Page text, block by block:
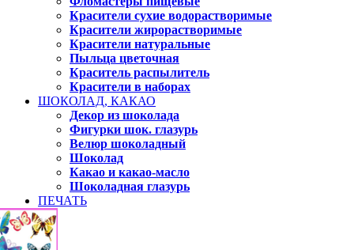
Красители сухие водорастворимые
Красители жирорастворимые
Красители натуральные
Пыльца цветочная
Краситель распылитель
Красители в наборах
ШОКОЛАД, КАКАО
Декор из шоколада
Фигурки шок. глазурь
Велюр шоколадный
Шоколад
Какао и какао-масло
Шоколадная глазурь
ПЕЧАТЬ